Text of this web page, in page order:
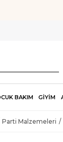
BAKIM GİYİM
Parti Malzemeleri